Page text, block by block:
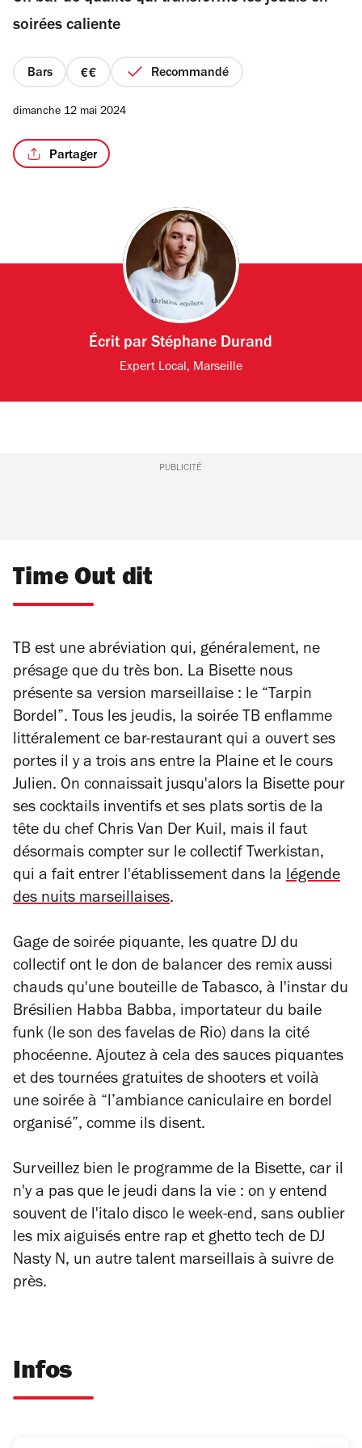
étoiles
soirées caliente
Bars
prix
4
Recommandé
dimanche 12 mai 2024
Partager
Écrit parStéphane Durand
Expert Local, Marseille
PUBLICITÉ
Time Out dit
TB est une abréviation qui, généralement, ne
présage que du très bon. La Bisette nous
présente sa version marseillaise : le “Tarpin
Bordel”. Tous les jeudis, la soirée TB enflamme
littéralement ce bar-restaurant qui a ouvert ses
portes il y a trois ans entre la Plaine et le cours
Julien. On connaissait jusqu'alors la Bisette pour
ses cocktails inventifs et ses plats sortis de la
tête du chef Chris Van Der Kuil, mais il faut
désormais compter sur le collectif Twerkistan,
qui a fait entrer l'établissement dans la légende
des nuits marseillaises.
Gage de soirée piquante, les quatre DJ du
collectif ont le don de balancer des remix aussi
chauds qu'une bouteille de Tabasco, à l'instar du
Brésilien Habba Babba, importateur du baile
funk (le son des favelas de Rio) dans la cité
phocéenne. Ajoutez à cela des sauces piquantes
et des tournées gratuites de shooters et voilà
une soirée à
“l’ambiance caniculaire en bordel
organisé” , comme ils disent.
Surveillez bien le programme de la Bisette, car il
n'y a pas que le jeudi dans la vie : on y entend
souvent de l'italo disco le week-end, sans oublier
les mix aiguisés entre rap et ghetto tech de DJ
Nasty N, un autre talent marseillais à suivre de
près.
Infos